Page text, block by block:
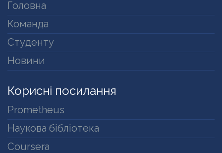
Головна
Команда
Студенту
Новини
Корисні посилання
Prometheus
Наукова бібліотека
Coursera